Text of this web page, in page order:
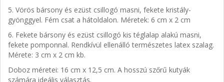
5. Vörös bársony és ezüst csillogó masni, fekete kristály-
gyönggyel. Fém csat a hátoldalon. Méretek: 6 cm x 2 cm
6. Fekete bársony és ezüst csillogó kis téglalap alakú masni,
fekete pomponnal. Rendkívül ellenálló természetes latex szalag.
Mérete: 3 cm x 2 cm kb.
Doboz méretei: 16 cm x 12,5 cm. A hosszú szőrű kutyák
számára ideális választás.